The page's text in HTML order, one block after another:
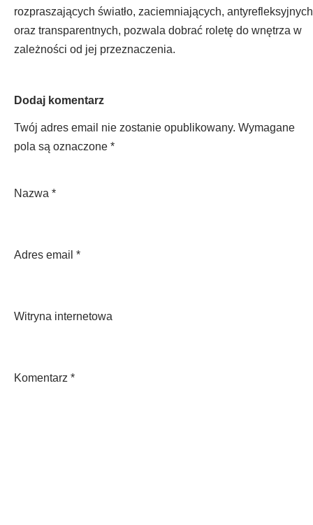
rozpraszających światło, zaciemniających, antyrefleksyjnych
oraz transparentnych, pozwala dobrać roletę do wnętrza w
zależności od jej przeznaczenia.
Dodaj komentarz
Twój adres email nie zostanie opublikowany. Wymagane
pola są oznaczone *
Nazwa *
Adres email *
Witryna internetowa
Komentarz *